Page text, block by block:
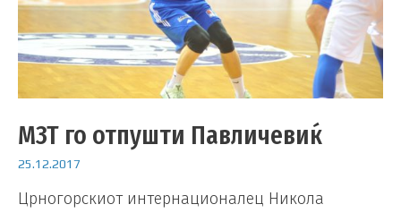
МЗТ го отпушти Павличевиќ
25.12.2017
Црногорскиот интернационалец Никола